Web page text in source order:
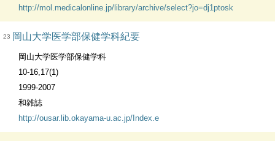
http://mol.medicalonline.jp/library/archive/select?jo=dj1ptosk
23 岡山大学医学部保健学科紀要
岡山大学医学部保健学科
10-16,17(1)
1999-2007
和雑誌
http://ousar.lib.okayama-u.ac.jp/Index.e